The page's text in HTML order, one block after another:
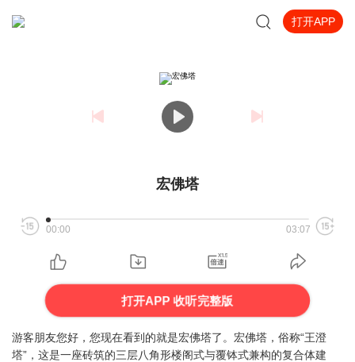
打开APP
宏佛塔
00:00 03:07
打开APP 收听完整版
游客朋友您好，您现在看到的就是宏佛塔了。宏佛塔，俗称“王澄
塔”，这是一座砖筑的三层八角形楼阁式与覆钵式兼构的复合体建